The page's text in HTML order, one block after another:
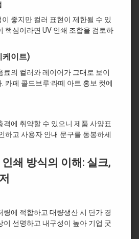
좋지만 컬러 표현이 제한될 수 있
핵심이라면 UV 인쇄 조합을 검토하
케이트)
료의 컬러와 레이어가 그대로 보이
카페 콜드브루·라떼 아트 홍보 컷에
격에 취약할 수 있으니 제품 사양표
하고 사용자 안내 문구를 동봉하세
인쇄 방식의 이해: 실크,
링에 적합하고 대량생산 시 단가 경
이 선명하고 내구성이 높아 기업 굿